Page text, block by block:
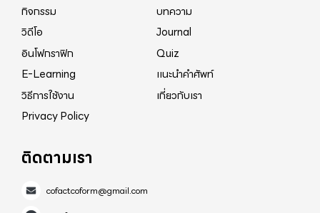
กิจกรรม
บทความ
วิดีโอ
Journal
อินโฟกราฟิก
Quiz
E-Learning
แนะนำคำศัพท์
วิธีการใช้งาน
เกี่ยวกับเรา
Privacy Policy
ติดตามเรา
cofactcoform@gmail.com